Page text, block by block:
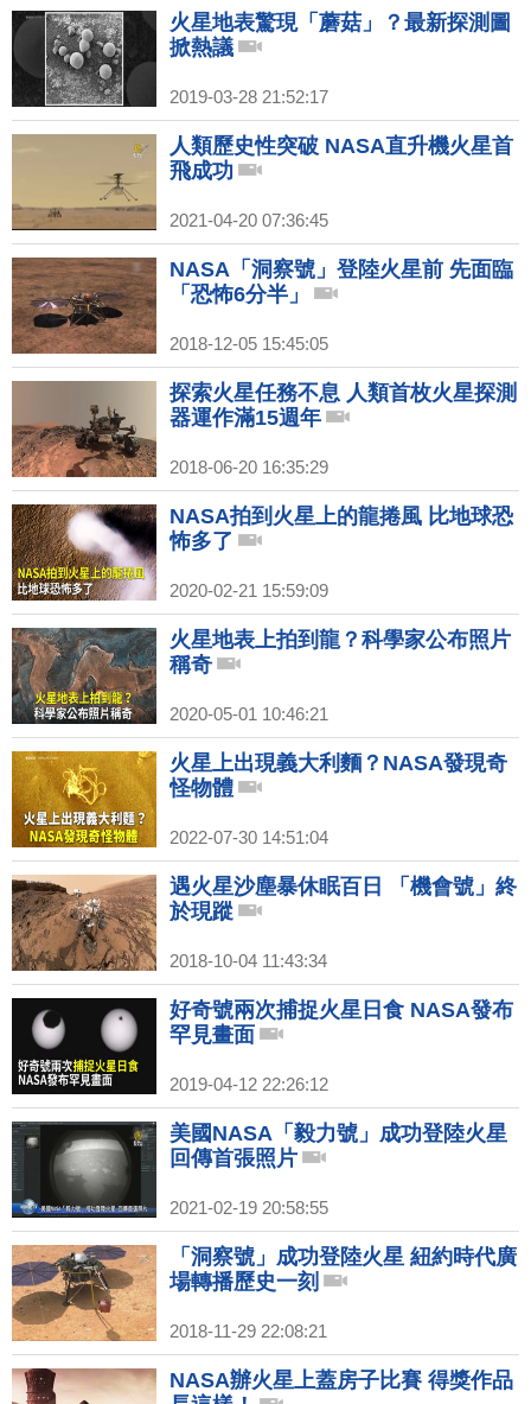
火星地表驚現「蘑菇」？最新探測圖
掀熱議
2019-03-28 21:52:17
人類歷史性突破 NASA直升機火星首
飛成功
2021-04-20 07:36:45
NASA「洞察號」登陸火星前 先面臨
「恐怖6分半」
2018-12-05 15:45:05
探索火星任務不息 人類首枚火星探測
器運作滿15週年
2018-06-20 16:35:29
NASA拍到火星上的龍捲風 比地球恐
怖多了
2020-02-21 15:59:09
火星地表上拍到龍？科學家公布照片
稱奇
2020-05-01 10:46:21
火星上出現義大利麵？NASA發現奇
怪物體
2022-07-30 14:51:04
遇火星沙塵暴休眠百日 「機會號」終
於現蹤
2018-10-04 11:43:34
好奇號兩次捕捉火星日食 NASA發布
罕見畫面
2019-04-12 22:26:12
美國NASA「毅力號」成功登陸火星
回傳首張照片
2021-02-19 20:58:55
「洞察號」成功登陸火星 紐約時代廣
場轉播歷史一刻
2018-11-29 22:08:21
NASA辦火星上蓋房子比賽 得獎作品